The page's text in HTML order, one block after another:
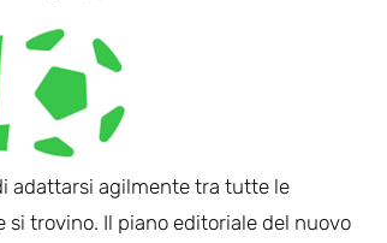
adattarsi agilmente tra tutte le
trovino. Il piano editoriale del nuovo